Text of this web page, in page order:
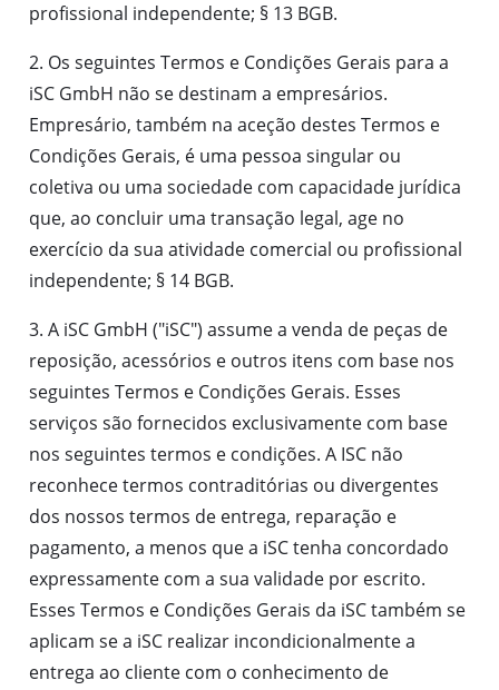
profissional independente; § 13 BGB.
2. Os seguintes Termos e Condições Gerais para a
iSC GmbH não se destinam a empresários.
Empresário, também na aceção destes Termos e
Condições Gerais, é uma pessoa singular ou
coletiva ou uma sociedade com capacidade jurídica
que, ao concluir uma transação legal, age no
exercício da sua atividade comercial ou profissional
independente; § 14 BGB.
3. A iSC GmbH ("iSC") assume a venda de peças de
reposição, acessórios e outros itens com base nos
seguintes Termos e Condições Gerais. Esses
serviços são fornecidos exclusivamente com base
nos seguintes termos e condições. A ISC não
reconhece termos contraditórias ou divergentes
dos nossos termos de entrega, reparação e
pagamento, a menos que a iSC tenha concordado
expressamente com a sua validade por escrito.
Esses Termos e Condições Gerais da iSC também se
aplicam se a iSC realizar incondicionalmente a
entrega ao cliente com o conhecimento de